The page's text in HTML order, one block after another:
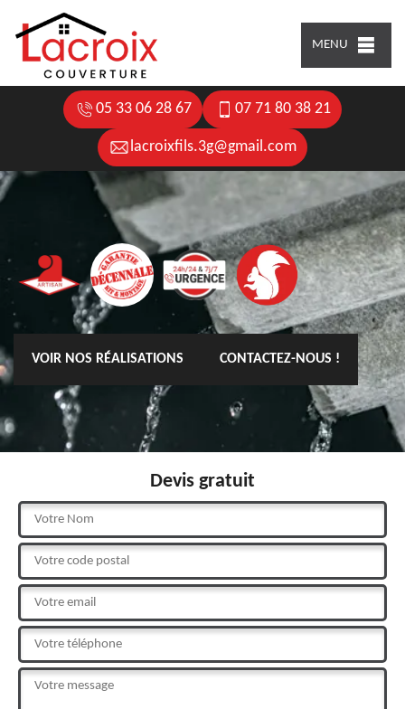
MENU
05 33 06 28 67 07 71 80 38 21
lacroixfils.3g@gmail.com
VOIR NOS RÉALISATIONS CONTACTEZ-NOUS !
Devis gratuit